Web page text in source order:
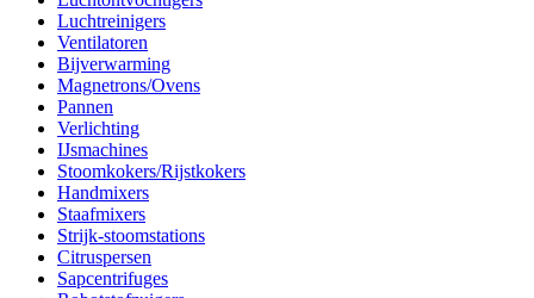
Luchtreinigers
Ventilatoren
Bijverwarming
Magnetrons/Ovens
Pannen
Verlichting
IJsmachines
Stoomkokers/Rijstkokers
Handmixers
Staafmixers
Strijk-stoomstations
Citruspersen
Sapcentrifuges